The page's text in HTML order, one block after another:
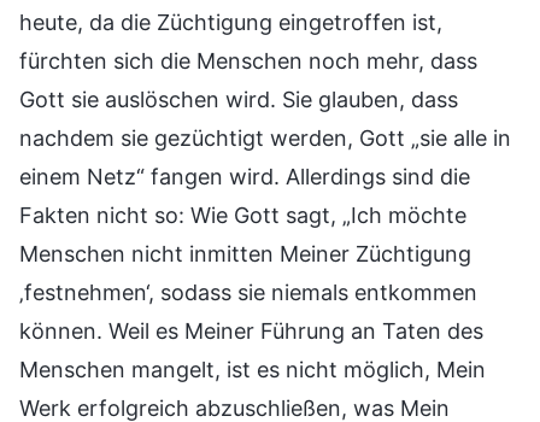
heute, da die Züchtigung eingetroffen ist,
fürchten sich die Menschen noch mehr, dass
Gott sie auslöschen wird. Sie glauben, dass
nachdem sie gezüchtigt werden, Gott „sie alle in
einem Netz“ fangen wird. Allerdings sind die
Fakten nicht so: Wie Gott sagt, „Ich möchte
Menschen nicht inmitten Meiner Züchtigung
‚festnehmen‘, sodass sie niemals entkommen
können. Weil es Meiner Führung an Taten des
Menschen mangelt, ist es nicht möglich, Mein
Werk erfolgreich abzuschließen, was Mein